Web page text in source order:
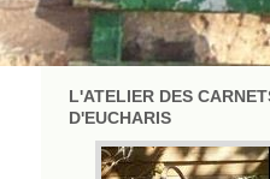
L'ATELIER DES
D'EUCHARIS